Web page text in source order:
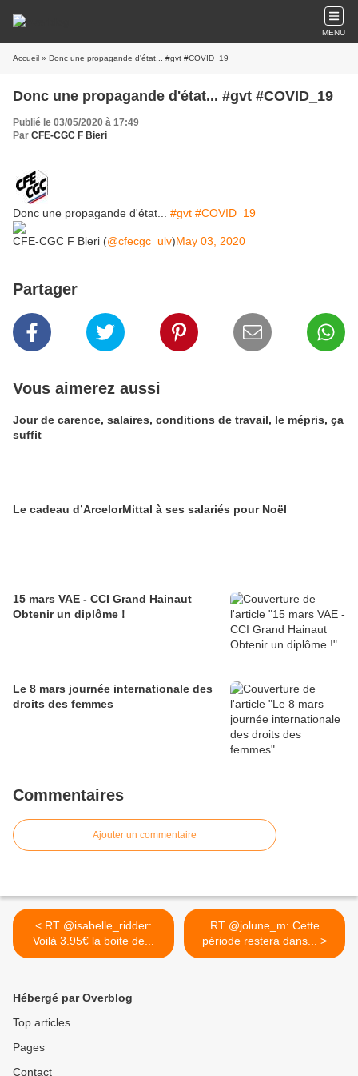
MENU
Accueil » Donc une propagande d'état... #gvt #COVID_19
Donc une propagande d'état... #gvt #COVID_19
Publié le 03/05/2020 à 17:49
Par CFE-CGC F Bieri
Donc une propagande d'état... #gvt #COVID_19
CFE-CGC F Bieri (@cfecgc_ulv)May 03, 2020
Partager
Vous aimerez aussi
Jour de carence, salaires, conditions de travail, le mépris, ça
suffit
Le cadeau d’ArcelorMittal à ses salariés pour Noël
15 mars VAE - CCI Grand Hainaut
Obtenir un diplôme !
Le 8 mars journée internationale des
droits des femmes
Commentaires
Ajouter un commentaire
< RT @isabelle_ridder:
Voilà 3.95€ la boite de...
RT @jolune_m: Cette
période restera dans... >
Hébergé par Overblog
Top articles
Pages
Contact